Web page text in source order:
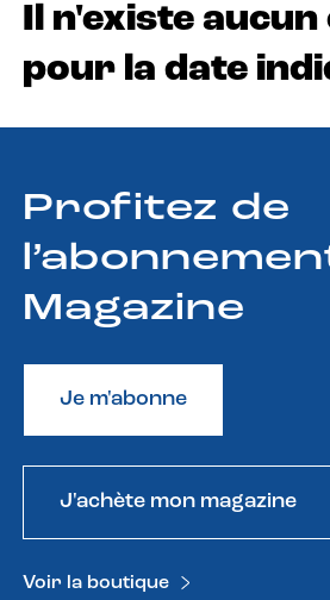
Il n'existe
pour la date
Profitez de
Magazine
Je m'abonne
J'achète mon magazine
Voir la boutique